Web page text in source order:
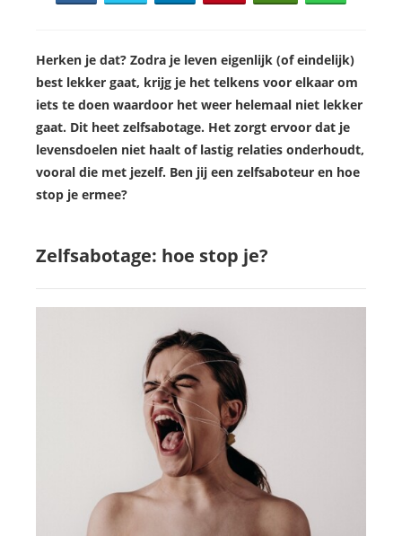
Herken je dat? Zodra je leven eigenlijk (of eindelijk)
best lekker gaat, krijg je het telkens voor elkaar om
iets te doen waardoor het weer helemaal niet lekker
gaat. Dit heet zelfsabotage. Het zorgt ervoor dat je
levensdoelen niet haalt of lastig relaties onderhoudt,
vooral die met jezelf. Ben jij een zelfsaboteur en hoe
stop je ermee?
Zelfsabotage: hoe stop je?